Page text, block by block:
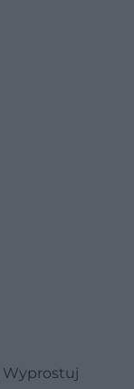
Wyprostuj